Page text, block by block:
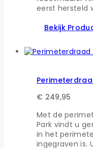
eerst hersteld
Bekijk
€ 249,95
Met de
Park vindt u
in het
ingegraven is.